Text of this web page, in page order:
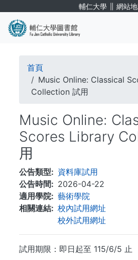
輔仁大學 ∥ 網站
導
航
結
首頁
Music Online: Classical
Collection 試用
Music Online:
Scores Library
用
公告類型
資料庫試用
公告時間
2026-04-22
適用學院
藝術學院
相關連結
校內試用網址
校外試用網址
試用期限：即日起至 115/6/5 止